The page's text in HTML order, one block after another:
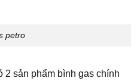
petro
2 sản phẩm bình gas chính